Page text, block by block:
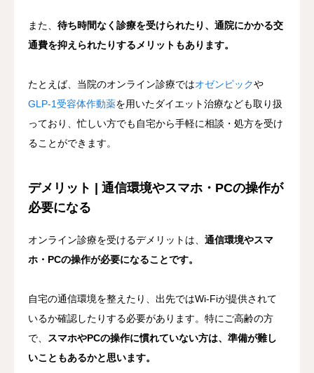
また、 待ち時間なく診療を受けられたり、通院にかかる交
通費を抑えられたりするメリットもあります。
たとえば、当院のオンライン診療ではオゼンピックや
GLP-1受容体作動薬を用いたダイエット治療なども取り扱
っており、忙しい方でも自宅から手軽に相談・処方を受け
ることができます。
デメリット | 通信環境やスマホ・PCの操作が
必要になる
オンライン診療を受けるデメリットは、 通信環境やスマ
ホ・PCの操作が必要になることです。
自宅の通信環境を整えたり、出先ではWi-Fiが提供されて
いるか確認したりする必要があります。特にご高齢の方
で、 スマホやPCの操作に慣れていない方は、準備が難し
いこともあるかと思います。